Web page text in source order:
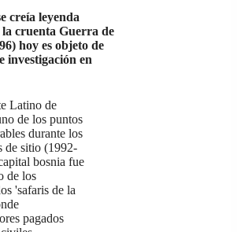
creía leyenda
cruenta Guerra de
hoy es objeto de
investigación en